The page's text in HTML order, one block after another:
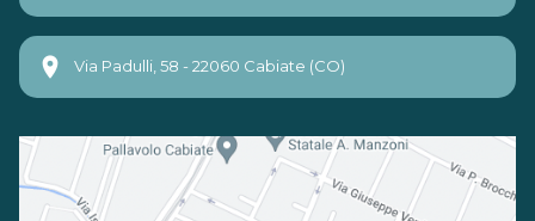
Via Padulli, 58 - 22060 Cabiate (CO)